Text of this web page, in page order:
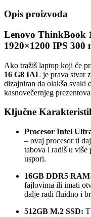
Opis proizvoda
Lenovo ThinkBook
1920×1200 IPS 300
Ako tražiš laptop koji će
16 G8 IAL je prava stvar
dizajniran da olakša svaki
kasnovečernjeg
Ključne
Procesor Intel
– ovaj procesor ti
tabova i radiš u više
uspori.
16GB DDR5
fajlovima ili imati
dalje radi fluidno i
512GB M.2 SSD: